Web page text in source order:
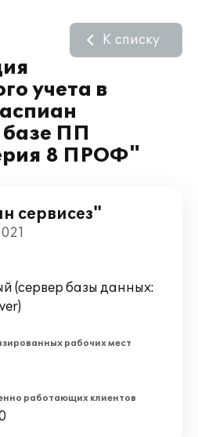
учета в
базе ПП
8 ПРОФ"
К списку
сервисез"
(сервер базы данных:
рабочих мест
работающих клиентов